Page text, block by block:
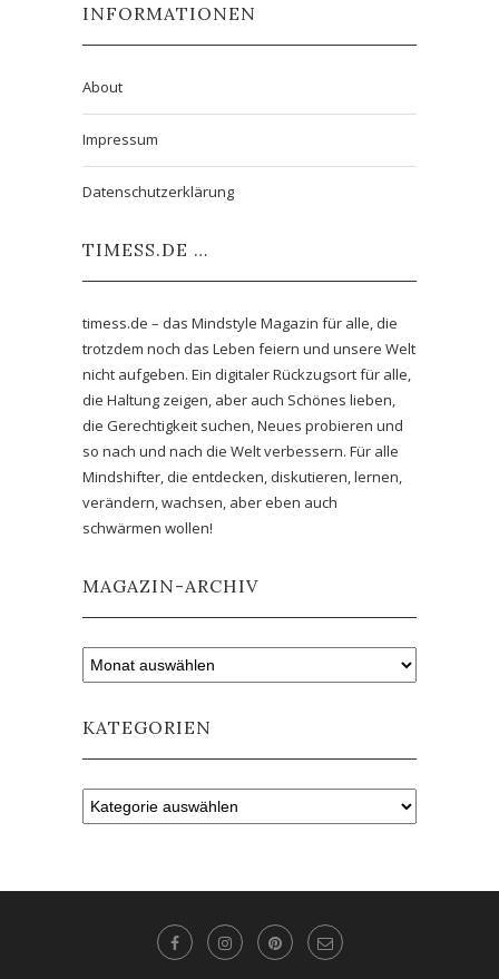
INFORMATIONEN
About
Impressum
Datenschutzerklärung
TIMESS.DE …
timess.de – das Mindstyle Magazin für alle, die
trotzdem noch das Leben feiern und unsere Welt
nicht aufgeben. Ein digitaler Rückzugsort für alle,
die Haltung zeigen, aber auch Schönes lieben,
die Gerechtigkeit suchen, Neues probieren und
so nach und nach die Welt verbessern. Für alle
Mindshifter, die entdecken, diskutieren, lernen,
verändern, wachsen, aber eben auch
schwärmen wollen!
MAGAZIN-ARCHIV
KATEGORIEN